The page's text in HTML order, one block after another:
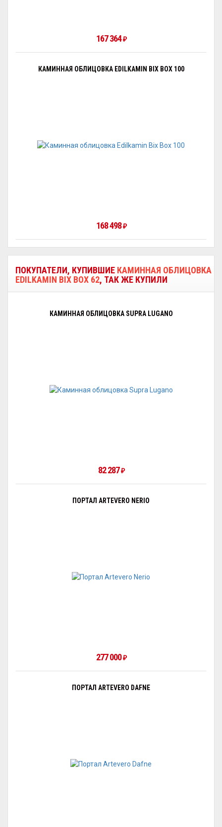
167 364 ₽
КАМИННАЯ ОБЛИЦОВКА EDILKAMIN BIX BOX 100
168 498 ₽
ПОКУПАТЕЛИ, КУПИВШИЕ КАМИННАЯ ОБЛИЦОВКА
EDILKAMIN BIX BOX 62, ТАК ЖЕ КУПИЛИ
КАМИННАЯ ОБЛИЦОВКА SUPRA LUGANO
82 287 ₽
ПОРТАЛ ARTEVERO NERIO
277 000 ₽
ПОРТАЛ ARTEVERO DAFNE